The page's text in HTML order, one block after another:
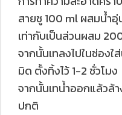
สายชู 100 ml ผสมน้ำ
เท่ากับเป็นส่วนผสม
จากนั้นเทลงไปในช่อง
มิด ตั้งทิ้งไว้ 1-2 ชั่วโมง
จากนั้นเทน้ำออกแล้วล้
ปกติ